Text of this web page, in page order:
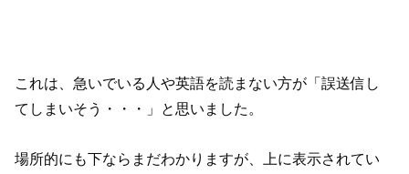
これは、急いでいる人や英語を読まない方が「誤送信し
てしまいそう・・・」と思いました。
場所的にも下ならまだわかりますが、上に表示されてい